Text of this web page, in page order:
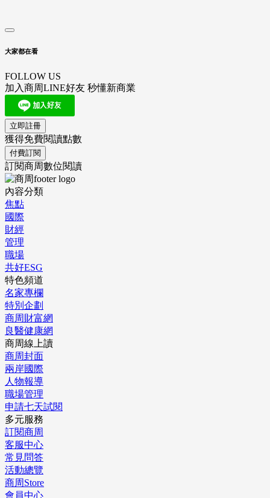
大家都在看
FOLLOW US
加入商周LINE好友 秒懂新商業
立即註冊
獲得免費閱讀點數
付費訂閱
訂閱商周數位閱讀
內容分類
焦點
國際
財經
管理
職場
共好ESG
特色頻道
名家專欄
特別企劃
商周財富網
良醫健康網
商周線上讀
商周封面
兩岸國際
人物報導
職場管理
申請七天試閱
多元服務
訂閱商周
客服中心
常見問答
活動總覽
商周Store
會員中心